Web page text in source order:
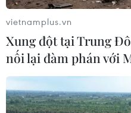
vietnamplus.vn
Xung đột tại Trung
nối lại đàm phán với